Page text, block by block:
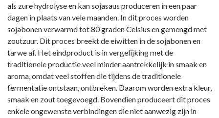
als zure hydrolyse en kan sojasaus produceren in een paar
dagen in plaats van vele maanden. In dit proces worden
sojabonen verwarmd tot 80 graden Celsius en gemengd met
zoutzuur. Dit proces breekt de eiwitten in de sojabonen en
tarwe af. Het eindproduct is in vergelijking met de
traditionele productie veel minder aantrekkelijk in smaak en
aroma, omdat veel stoffen die tijdens de traditionele
fermentatie ontstaan, ontbreken. Daarom worden extra kleur,
smaak en zout toegevoegd. Bovendien produceert dit proces
enkele ongewenste verbindingen die niet aanwezig zijn in